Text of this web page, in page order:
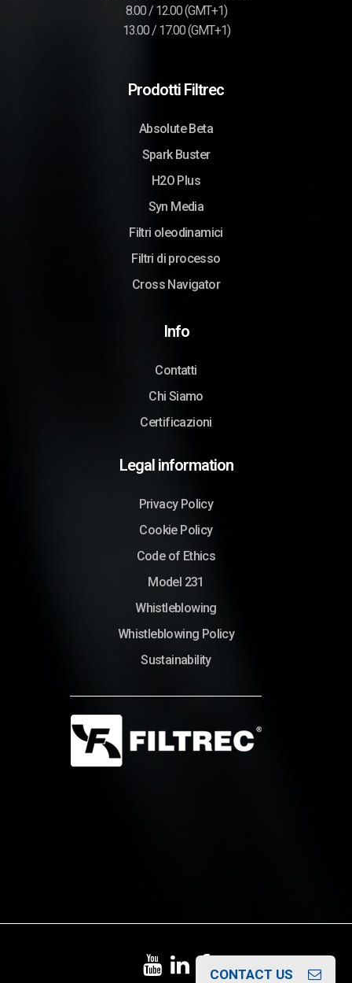
8.00 / 12.00 (GMT+1)
13.00 / 17.00 (GMT+1)
Prodotti Filtrec
Absolute Beta
Spark Buster
H2O Plus
Syn Media
Filtri oleodinamici
Filtri di processo
Cross Navigator
Info
Contatti
Chi Siamo
Certificazioni
Legal information
Privacy Policy
Cookie Policy
Code of Ethics
Model 231
Whistleblowing
Whistleblowing Policy
Sustainability
CONTACT US